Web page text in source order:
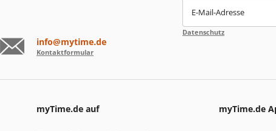
info@mytime.de
Kontaktformular
E-Mail-Adresse
Datenschutz
myTime.de auf myTime.de